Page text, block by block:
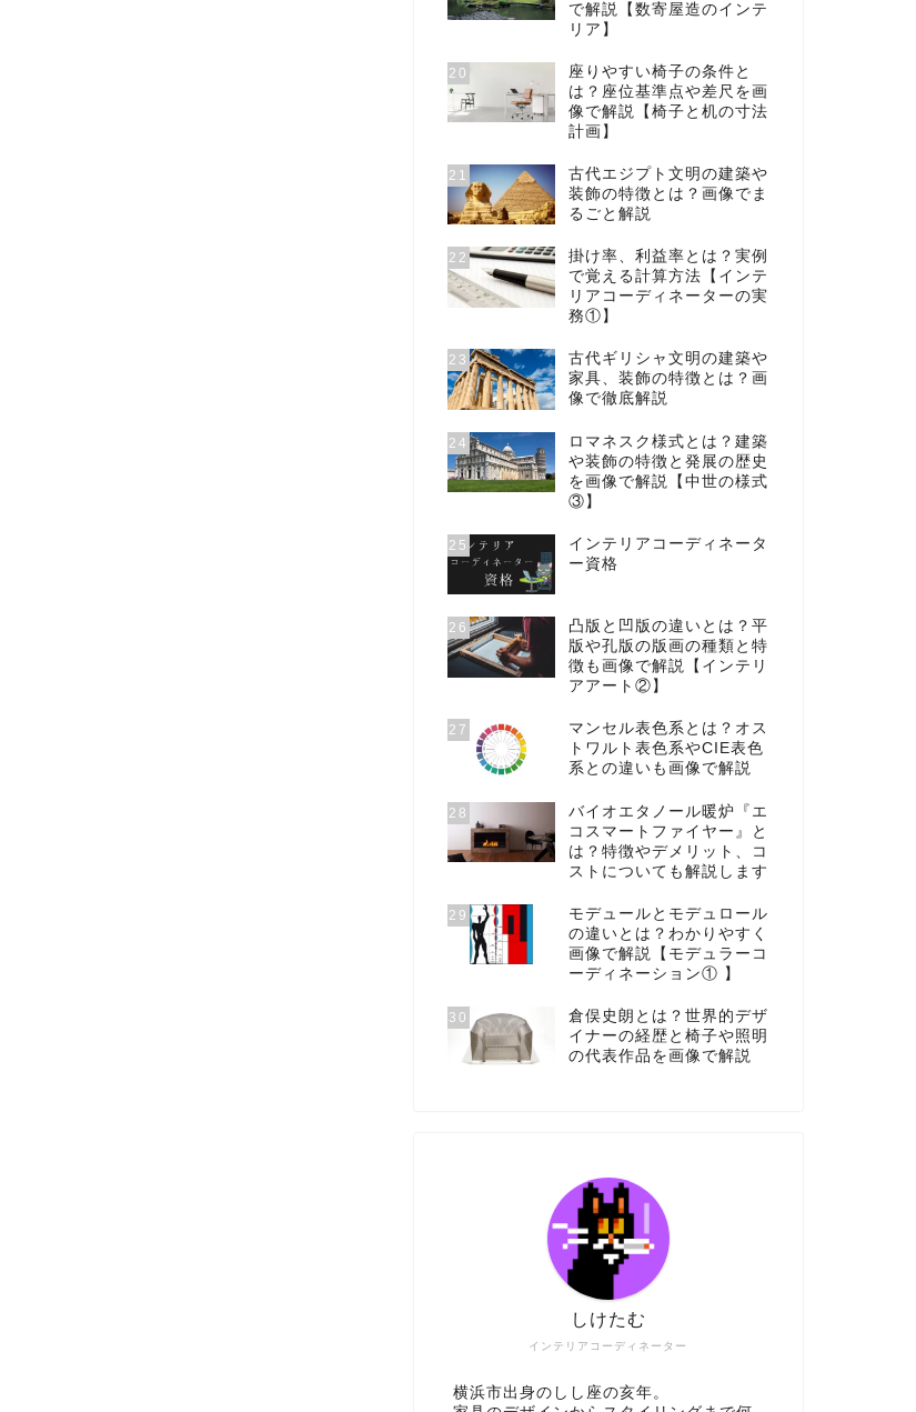
で解説【数寄屋造のインテ
リア】
20
座りやすい椅子の条件と
は？座位基準点や差尺を画
像で解説【椅子と机の寸法
計画】
21
古代エジプト文明の建築や
装飾の特徴とは？画像でま
るごと解説
22
掛け率、利益率とは？実例
で覚える計算方法【インテ
リアコーディネーターの実
務①】
23
古代ギリシャ文明の建築や
家具、装飾の特徴とは？画
像で徹底解説
24
ロマネスク様式とは？建築
や装飾の特徴と発展の歴史
を画像で解説【中世の様式
③】
25
インテリアコーディネータ
ー資格
26
凸版と凹版の違いとは？平
版や孔版の版画の種類と特
徴も画像で解説【インテリ
アアート②】
27
マンセル表色系とは？オス
トワルト表色系やCIE表色
系との違いも画像で解説
28
バイオエタノール暖炉『エ
コスマートファイヤー』と
は？特徴やデメリット、コ
ストについても解説します
29
モデュールとモデュロール
の違いとは？わかりやすく
画像で解説【モデュラーコ
ーディネーション① 】
30
倉俣史朗とは？世界的デザ
イナーの経歴と椅子や照明
の代表作品を画像で解説
インテリアコーディネーター
しけたむ
横浜市出身のしし座の亥年。